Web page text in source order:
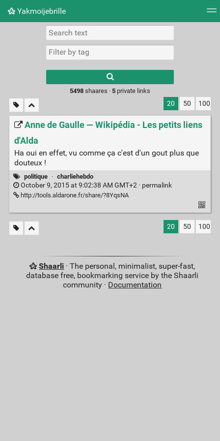
Yakmoijebrille
Picture wall
results.
5498shaares · 5private links
20 50 100
Anne de Gaulle — Wikipédia - Les petits liens
d'Alda
Ha oui en effet, vu comme ça c'est d'un gout plus que
douteux !
politique · charliehebdo
October 9, 2015 at 9:02:38 AM GMT+2 · permalink
http://tools.aldarone.fr/share/?8YqsNA
20 50 100
Shaarli · The personal, minimalist, super-fast,
database free, bookmarking service by the Shaarli
community · Documentation